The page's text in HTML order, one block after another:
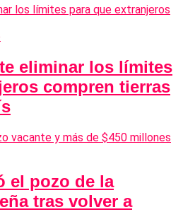
eliminar los límites
compren tierras
el pozo de la
tras volver a